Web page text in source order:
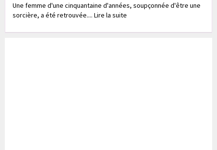
Une femme d'une cinquantaine d'années, soupçonnée d'être une
sorcière, a été retrouvée.... Lire la suite